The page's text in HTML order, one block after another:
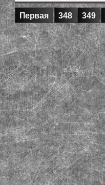
Первая 348 349